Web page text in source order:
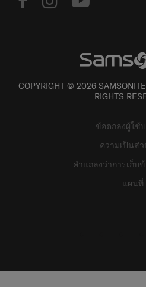
COPYRIGHT © 2026
RIGHTS
ข้อตกลงผู้ใช้
ความเป็นส่
คำแถลงว่าการเก็บ
แผนที่